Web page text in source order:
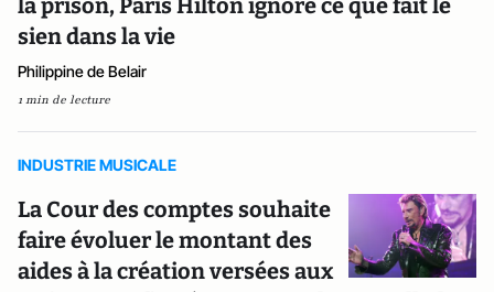
la prison, Paris Hilton ignore ce que fait le
sien dans la vie
Philippine de Belair
1 min de lecture
INDUSTRIE MUSICALE
La Cour des comptes souhaite
faire évoluer le montant des
aides à la création versées aux